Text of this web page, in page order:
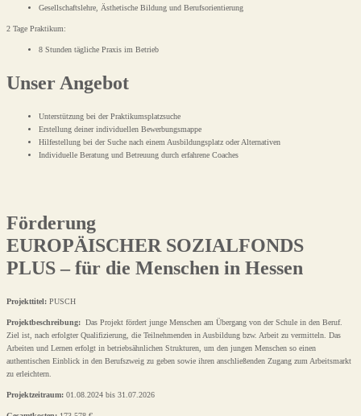
Gesellschaftslehre, Ästhetische Bildung und Berufsorientierung
2 Tage Praktikum:
8 Stunden tägliche Praxis im Betrieb
Unser Angebot
Unterstützung bei der Praktikumsplatzsuche
Erstellung deiner individuellen Bewerbungsmappe
Hilfestellung bei der Suche nach einem Ausbildungsplatz oder Alternativen
Individuelle Beratung und Betreuung durch erfahrene Coaches
Förderung
EUROPÄISCHER SOZIALFONDS
PLUS – für die Menschen in Hessen
Projekttitel: PUSCH
Projektbeschreibung: Das Projekt fördert junge Menschen am Übergang von der Schule in den Beruf.
Ziel ist, nach erfolgter Qualifizierung, die Teilnehmenden in Ausbildung bzw. Arbeit zu vermitteln. Das
Arbeiten und Lernen erfolgt in betriebsähnlichen Strukturen, um den jungen Menschen so einen
authentischen Einblick in den Berufszweig zu geben sowie ihren anschließenden Zugang zum Arbeitsmarkt
zu erleichtern.
Projektzeitraum: 01.08.2024 bis 31.07.2026